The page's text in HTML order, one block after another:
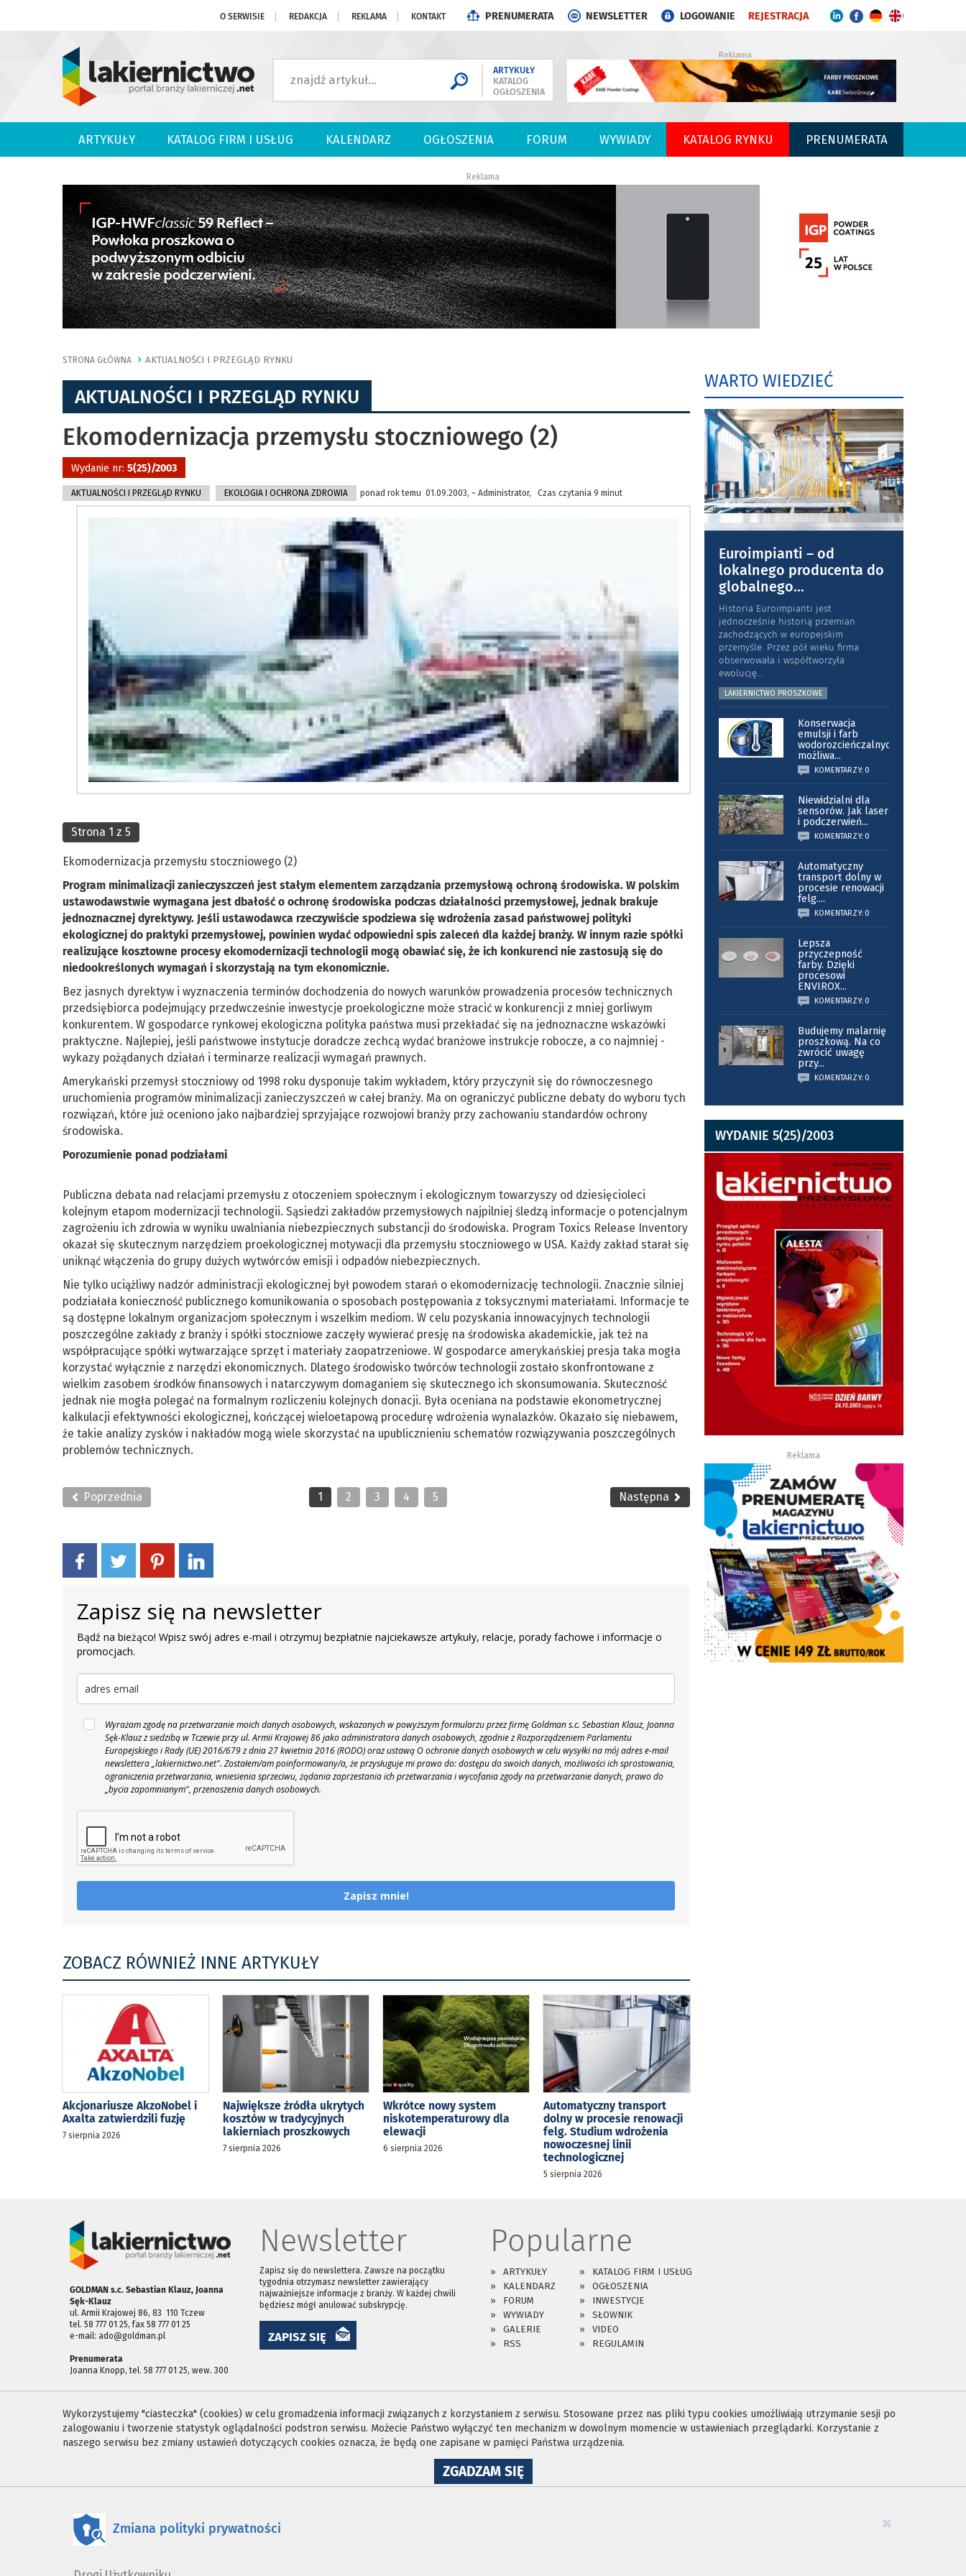
O SERWISIE REDAKCJA REKLAMA KONTAKT PRENUMERATA NEWSLETTER LOGOWANIE REJESTRACJA
ARTYKUŁY
KATALOG
OGŁOSZENIA
Reklama
ARTYKUŁY KATALOG FIRM I USŁUG KALENDARZ OGŁOSZENIA FORUM WYWIADY KATALOG RYNKU PRENUMERATA
Reklama
STRONA GŁÓWNA AKTUALNOŚCI I PRZEGLĄD RYNKU
AKTUALNOŚCI I PRZEGLĄD RYNKU
Ekomodernizacja przemysłu stoczniowego (2)
Wydanie nr: 5(25)/2003
AKTUALNOŚCI I PRZEGLĄD RYNKU EKOLOGIA I OCHRONA ZDROWIA ponad rok temu 01.09.2003, ~ Administrator, Czas czytania 9 minut
Strona 1 z 5
Ekomodernizacja przemysłu stoczniowego (2)
Program minimalizacji zanieczyszczeń jest stałym elementem zarządzania przemysłową ochroną środowiska. W polskim
ustawodawstwie wymagana jest dbałość o ochronę środowiska podczas działalności przemysłowej, jednak brakuje
jednoznacznej dyrektywy. Jeśli ustawodawca rzeczywiście spodziewa się wdrożenia zasad państwowej polityki
ekologicznej do praktyki przemysłowej, powinien wydać odpowiedni spis zaleceń dla każdej branży. W innym razie spółki
realizujące kosztowne procesy ekomodernizacji technologii mogą obawiać się, że ich konkurenci nie zastosują się do
niedookreślonych wymagań i skorzystają na tym ekonomicznie.
Bez jasnych dyrektyw i wyznaczenia terminów dochodzenia do nowych warunków prowadzenia procesów technicznych
przedsiębiorca podejmujący przedwcześnie inwestycje proekologiczne może stracić w konkurencji z mniej gorliwym
konkurentem. W gospodarce rynkowej ekologiczna polityka państwa musi przekładać się na jednoznaczne wskazówki
praktyczne. Najlepiej, jeśli państwowe instytucje doradcze zechcą wydać branżowe instrukcje robocze, a co najmniej -
wykazy pożądanych działań i terminarze realizacji wymagań prawnych.
Amerykański przemysł stoczniowy od 1998 roku dysponuje takim wykładem, który przyczynił się do równoczesnego
uruchomienia programów minimalizacji zanieczyszczeń w całej branży. Ma on ograniczyć publiczne debaty do wyboru tych
rozwiązań, które już oceniono jako najbardziej sprzyjające rozwojowi branży przy zachowaniu standardów ochrony
środowiska.
Porozumienie ponad podziałami
Publiczna debata nad relacjami przemysłu z otoczeniem społecznym i ekologicznym towarzyszy od dziesięcioleci
kolejnym etapom modernizacji technologii. Sąsiedzi zakładów przemysłowych najpilniej śledzą informacje o potencjalnym
zagrożeniu ich zdrowia w wyniku uwalniania niebezpiecznych substancji do środowiska. Program Toxics Release Inventory
okazał się skutecznym narzędziem proekologicznej motywacji dla przemysłu stoczniowego w USA. Każdy zakład starał się
uniknąć włączenia do grupy dużych wytwórców emisji i odpadów niebezpiecznych.
Nie tylko uciążliwy nadzór administracji ekologicznej był powodem starań o ekomodernizację technologii. Znacznie silniej
podziałała konieczność publicznego komunikowania o sposobach postępowania z toksycznymi materiałami. Informacje te
są dostępne lokalnym organizacjom społecznym i wszelkim mediom. W celu pozyskania innowacyjnych technologii
poszczególne zakłady z branży i spółki stoczniowe zaczęły wywierać presję na środowiska akademickie, jak też na
współpracujące spółki wytwarzające sprzęt i materiały zaopatrzeniowe. W gospodarce amerykańskiej presja taka mogła
korzystać wyłącznie z narzędzi ekonomicznych. Dlatego środowisko twórców technologii zostało skonfrontowane z
wielkim zasobem środków finansowych i natarczywym domaganiem się skutecznego ich skonsumowania. Skuteczność
jednak nie mogła polegać na formalnym rozliczeniu kolejnych donacji. Była oceniana na podstawie ekonometrycznej
kalkulacji efektywności ekologicznej, kończącej wieloetapową procedurę wdrożenia wynalazków. Okazało się niebawem,
że takie analizy zysków i nakładów mogą wiele skorzystać na upublicznieniu schematów rozwiązywania poszczególnych
problemów technicznych.
Poprzednia 1 2 3 4 5 Następna
Zapisz się na newsletter
Bądź na bieżąco! Wpisz swój adres e-mail i otrzymuj bezpłatnie najciekawsze artykuły, relacje, porady fachowe i informacje o
promocjach.
Wyrażam zgodę na przetwarzanie moich danych osobowych, wskazanych w powyższym formularzu przez firmę Goldman s.c. Sebastian Klauz, Joanna
Sęk-Klauz z siedzibą w Tczewie przy ul. Armii Krajowej 86 jako administratora danych osobowych, zgodnie z Rozporządzeniem Parlamentu
Europejskiego i Rady (UE) 2016/679 z dnia 27 kwietnia 2016 (RODO) oraz ustawą O ochronie danych osobowych w celu wysyłki na mój adres e-mail
newslettera „lakiernictwo.net". Zostałem/am poinformowany/a, że przysługuje mi prawo do: dostępu do swoich danych, możliwości ich sprostowania,
ograniczenia przetwarzania, wniesienia sprzeciwu, żądania zaprzestania ich przetwarzania i wycofania zgody na przetwarzanie danych, prawo do
„bycia zapomnianym", przenoszenia danych osobowych.
Zapisz mnie!
ZOBACZ RÓWNIEŻ INNE ARTYKUŁY
Akcjonariusze AkzoNobel i
Axalta zatwierdzili fuzję
7 sierpnia 2026
Największe źródła ukrytych
kosztów w tradycyjnych
lakierniach proszkowych
7 sierpnia 2026
Wkrótce nowy system
niskotemperaturowy dla
elewacji
6 sierpnia 2026
Automatyczny transport
dolny w procesie renowacji
felg. Studium wdrożenia
nowoczesnej linii
technologicznej
5 sierpnia 2026
WARTO WIEDZIEĆ
Euroimpianti – od
lokalnego producenta do
globalnego...
Historia Euroimpianti jest
jednocześnie historią przemian
zachodzących w europejskim
przemyśle. Przez pół wieku firma
obserwowała i współtworzyła
ewolucję...
LAKIERNICTWO PROSZKOWE
Konserwacja
emulsji i farb
wodorozcieńczalnych
możliwa...
KOMENTARZY: 0
Niewidzialni dla
sensorów. Jak laser
i podczerwień...
KOMENTARZY: 0
Automatyczny
transport dolny w
procesie renowacji
felg....
KOMENTARZY: 0
Lepsza
przyczepność
farby. Dzięki
procesowi
ENVIROX...
KOMENTARZY: 0
Budujemy malarnię
proszkową. Na co
zwrócić uwagę
przy...
KOMENTARZY: 0
WYDANIE 5(25)/2003
Reklama
GOLDMAN s.c. Sebastian Klauz, Joanna
Sęk-Klauz
ul. Armii Krajowej 86, 83 ­ 110 Tczew
tel. 58 777 01 25, fax 58 777 01 25
e-mail: ado@goldman.pl
Prenumerata
Joanna Knopp, tel. 58 777 01 25, wew. 300
Newsletter
Zapisz się do newslettera. Zawsze na początku
tygodnia otrzymasz newsletter zawierający
najważniejsze informacje z branży. W każdej chwili
będziesz mógł anulować subskrypcję.
ZAPISZ SIĘ
Popularne
ARTYKUŁY
KATALOG FIRM I USŁUG
KALENDARZ
OGŁOSZENIA
FORUM
INWESTYCJE
WYWIADY
SŁOWNIK
GALERIE
VIDEO
RSS
REGULAMIN
Wykorzystujemy "ciasteczka" (cookies) w celu gromadzenia informacji związanych z korzystaniem z serwisu. Stosowane przez nas pliki typu cookies umożliwiają utrzymanie sesji po
zalogowaniu i tworzenie statystyk oglądalności podstron serwisu. Możecie Państwo wyłączyć ten mechanizm w dowolnym momencie w ustawieniach przeglądarki. Korzystanie z
naszego serwisu bez zmiany ustawień dotyczących cookies oznacza, że będą one zapisane w pamięci Państwa urządzenia.
ZGADZAM SIĘNA
WYKORZYSTANIE
×
Zmiana polityki prywatności